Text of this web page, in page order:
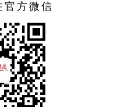
官方微信